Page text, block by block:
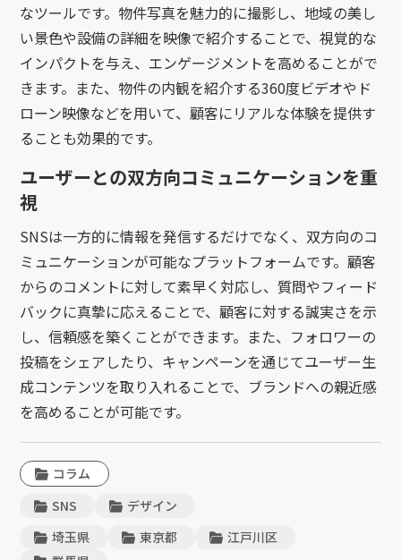
なツールです。物件写真を魅力的に撮影し、地域の美し
い景色や設備の詳細を映像で紹介することで、視覚的な
インパクトを与え、エンゲージメントを高めることがで
きます。また、物件の内観を紹介する360度ビデオやド
ローン映像などを用いて、顧客にリアルな体験を提供す
ることも効果的です。
ユーザーとの双方向コミュニケーションを重
視
SNSは一方的に情報を発信するだけでなく、双方向のコ
ミュニケーションが可能なプラットフォームです。顧客
からのコメントに対して素早く対応し、質問やフィード
バックに真摯に応えることで、顧客に対する誠実さを示
し、信頼感を築くことができます。また、フォロワーの
投稿をシェアしたり、キャンペーンを通じてユーザー生
成コンテンツを取り入れることで、ブランドへの親近感
を高めることが可能です。
コラム
SNS
デザイン
埼玉県
東京都
江戸川区